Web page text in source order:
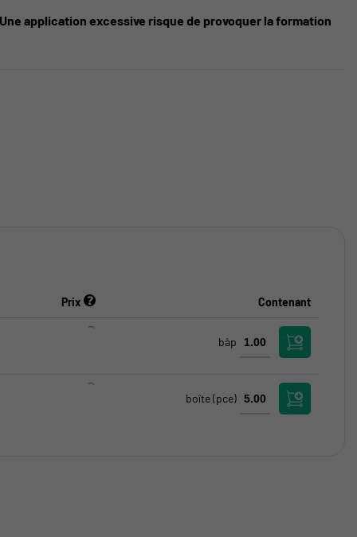
application excessive risque de provoquer la formation
Prix Contenant
bàp
boîte(pce)